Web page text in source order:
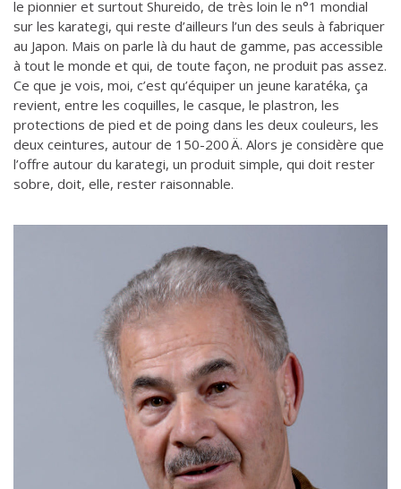
le pionnier et surtout Shureido, de très loin le n°1 mondial
sur les karategi, qui reste d’ailleurs l’un des seuls à fabriquer
au Japon. Mais on parle là du haut de gamme, pas accessible
à tout le monde et qui, de toute façon, ne produit pas assez.
Ce que je vois, moi, c’est qu’équiper un jeune karatéka, ça
revient, entre les coquilles, le casque, le plastron, les
protections de pied et de poing dans les deux couleurs, les
deux ceintures, autour de 150-200 Ä. Alors je considère que
l’offre autour du karategi, un produit simple, qui doit rester
sobre, doit, elle, rester raisonnable.